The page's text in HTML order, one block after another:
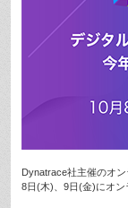
Dynatrace社主催のオ
8日(木)、9日(金)にオン